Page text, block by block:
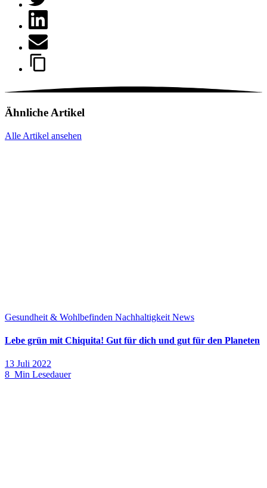
Ähnliche Artikel
Alle Artikel ansehen
Gesundheit & Wohlbefinden Nachhaltigkeit News
Lebe grün mit Chiquita! Gut für dich und gut für den Planeten
13 Juli 2022
8 Min Lesedauer